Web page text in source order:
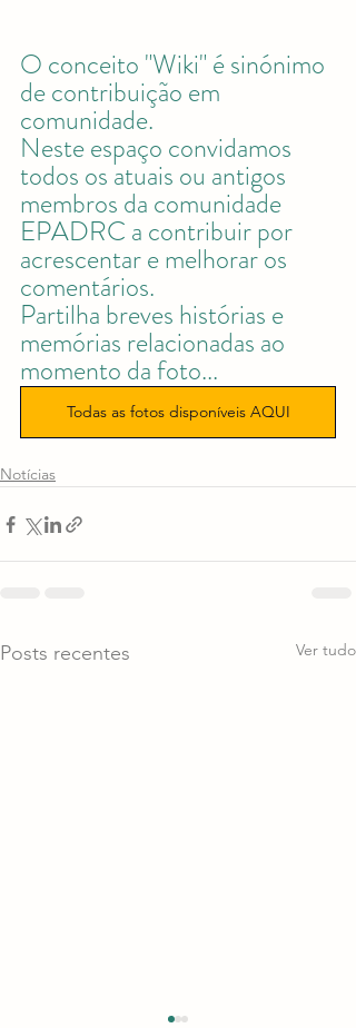
O conceito "Wiki" é sinónimo
de contribuição em
comunidade.
Neste espaço convidamos
todos os atuais ou antigos
membros da comunidade
EPADRC a contribuir por
acrescentar e melhorar os
comentários.
Partilha breves histórias e
memórias relacionadas ao
momento da foto...
Todas as fotos disponíveis AQUI
Notícias
Posts recentes Ver tudo